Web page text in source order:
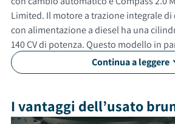
Limited. Il motore a trazione integrale
con alimentazione a diesel ha una
140 CV di potenza. Questo modello in
raggiungere una velocità massima di 190
consumo medio di 5.7 litri ogni 100 km.
grigio, mentre gli interni in sono di colore nero. Questa auto
ha 5 porte, 5 posti a sedere e un
Continua a leggere
I vantaggi dell’usato